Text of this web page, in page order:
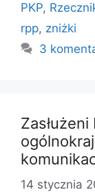
PKP,
rpp, zniżki
3
14 stycznia